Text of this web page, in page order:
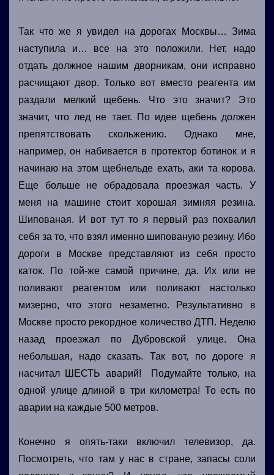
Так что же я увидел на дорогах Москвы… Зима
наступила и… все на это положили. Нет, надо
отдать должное нашим дворникам, они исправно
расчищают двор. Только вот вместо реагента им
раздали мелкий щебень. Что это значит? Это
значит, что лед не тает. По идее щебень должен
препятствовать скольжению. Однако мне,
например, он набивается в протектор ботинок и я
начинаю на этом щебнельде ехать, аки та корова.
Еще больше не обрадовала проезжая часть. У
меня на машине стоит хорошая зимняя резина.
Шипованая. И вот тут то я первый раз похвалил
себя за то, что взял именно шипованую резину. Ибо
дороги в Москве представляют из себя просто
каток. По той-же самой причине, да. Их или не
поливают реагентом или поливают настолько
мизерно, что этого незаметно. Результативно в
Москве просто рекордное количество ДТП. Неделю
назад проезжал по Дубровской улице. Она
небольшая, надо сказать. Так вот, по дороге я
насчитал ШЕСТЬ аварий! Подумайте только, на
одной улице длиной в три километра! То есть по
аварии на каждые 500 метров.
Конечно я опять-таки включил телевизор, да.
Посмотреть, что там у нас в стране, запасы соли